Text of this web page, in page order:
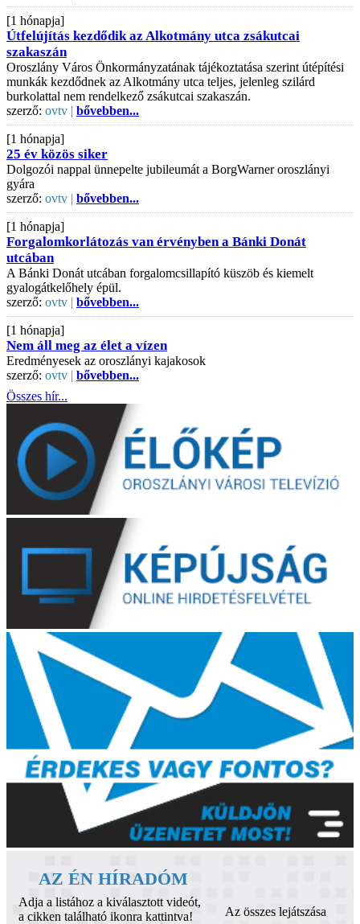
[1 hónapja]
Útfelújítás kezdődik az Alkotmány utca zsákutcai
szakaszán
Oroszlány Város Önkormányzatának tájékoztatása szerint útépítési
munkák kezdődnek az Alkotmány utca teljes, jelenleg szilárd
burkolattal nem rendelkező zsákutcai szakaszán.
szerző: ovtv | bővebben...
[1 hónapja]
25 év közös siker
Dolgozói nappal ünnepelte jubileumát a BorgWarner oroszlányi
gyára
szerző: ovtv | bővebben...
[1 hónapja]
Forgalomkorlátozás van érvényben a Bánki Donát
utcában
A Bánki Donát utcában forgalomcsillapító küszöb és kiemelt
gyalogátkelőhely épül.
szerző: ovtv | bővebben...
[1 hónapja]
Nem áll meg az élet a vízen
Eredményesek az oroszlányi kajakosok
szerző: ovtv | bővebben...
Összes hír...
AZ ÉN HÍRADÓM
Adja a listához a kiválasztott videót,
a cikken található ikonra kattintva!
Az összes lejátszása